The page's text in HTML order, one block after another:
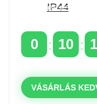
rendelés esetén
a következő
0 10
VÁSÁRLÁS